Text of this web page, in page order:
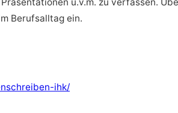
u.v.m. zu verfassen.
Berufsalltag ein.
ihk/